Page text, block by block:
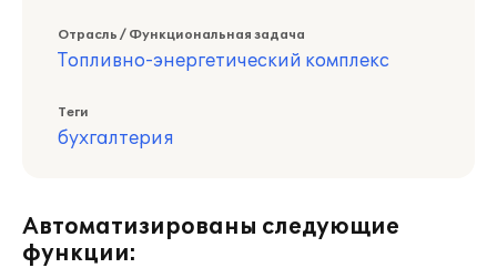
Отрасль / Функциональная задача
Топливно-энергетический комплекс
Теги
бухгалтерия
Автоматизированы следующие
функции: